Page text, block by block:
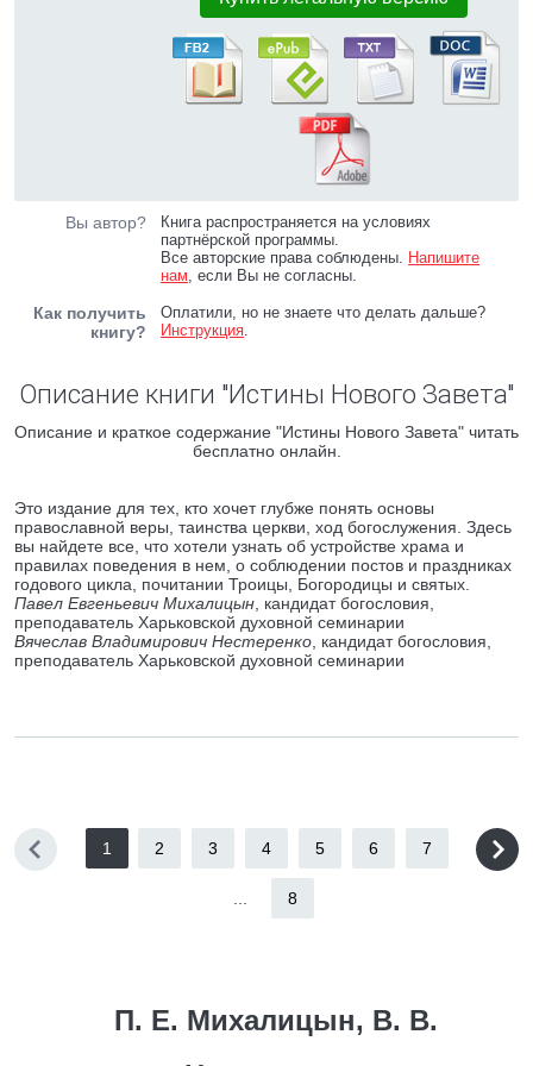
Вы автор?
Книга распространяется на условиях
партнёрской программы.
Все авторские права соблюдены. Напишите
нам, если Вы не согласны.
Как получить
книгу?
Оплатили, но не знаете что делать дальше?
Инструкция.
Описание книги "Истины Нового Завета"
Описание и краткое содержание "Истины Нового Завета" читать
бесплатно онлайн.
Это издание для тех, кто хочет глубже понять основы
православной веры, таинства церкви, ход богослужения. Здесь
вы найдете все, что хотели узнать об устройстве храма и
правилах поведения в нем, о соблюдении постов и праздниках
годового цикла, почитании Троицы, Богородицы и святых.
Павел Евгеньевич Михалицын , кандидат богословия,
преподаватель Харьковской духовной семинарии
Вячеслав Владимирович Нестеренко , кандидат богословия,
преподаватель Харьковской духовной семинарии
1 2 3 4 5 6 7
8
П. Е. Михалицын, В. В.